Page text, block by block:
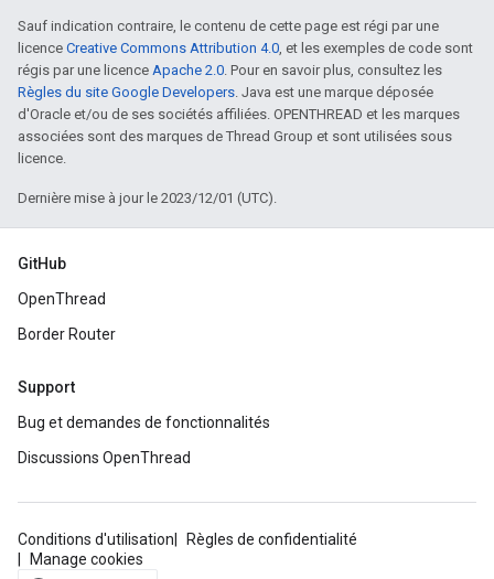
Sauf indication contraire, le contenu de cette page est régi par une
licence Creative Commons Attribution 4.0, et les exemples de code sont
régis par une licence Apache 2.0. Pour en savoir plus, consultez les
Règles du site Google Developers. Java est une marque déposée
d'Oracle et/ou de ses sociétés affiliées. OPENTHREAD et les marques
associées sont des marques de Thread Group et sont utilisées sous
licence.
Dernière mise à jour le 2023/12/01 (UTC).
GitHub
OpenThread
Border Router
Support
Bug et demandes de fonctionnalités
Discussions OpenThread
Conditions d'utilisation
Règles de confidentialité
Manage cookies